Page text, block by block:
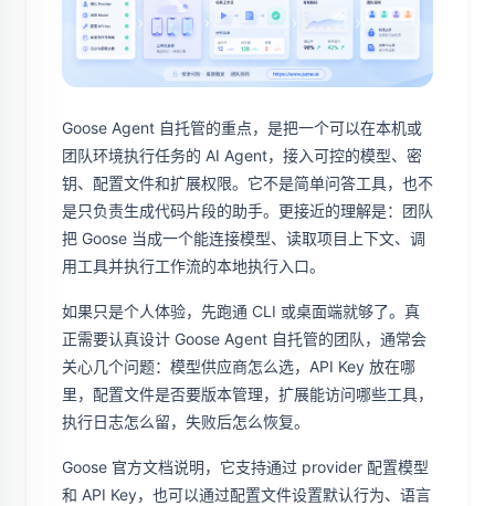
Goose Agent 自托管的重点，是把一个可以在本机或
团队环境执行任务的 AI Agent，接入可控的模型、密
钥、配置文件和扩展权限。它不是简单问答工具，也不
是只负责生成代码片段的助手。更接近的理解是：团队
把 Goose 当成一个能连接模型、读取项目上下文、调
用工具并执行工作流的本地执行入口。
如果只是个人体验，先跑通 CLI 或桌面端就够了。真
正需要认真设计 Goose Agent 自托管的团队，通常会
关心几个问题：模型供应商怎么选，API Key 放在哪
里，配置文件是否要版本管理，扩展能访问哪些工具，
执行日志怎么留，失败后怎么恢复。
Goose 官方文档说明，它支持通过 provider 配置模型
和 API Key，也可以通过配置文件设置默认行为、语言